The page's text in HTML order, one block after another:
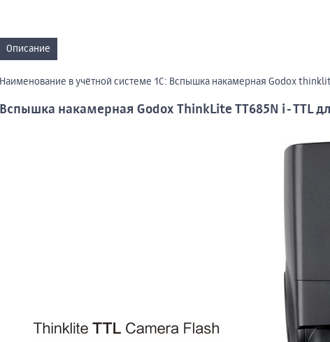
Описание
Наименование в учётной системе 1С: Вспышка накамерная Godox
Вспышка накамерная Godox ThinkLite TT685N i-TTL